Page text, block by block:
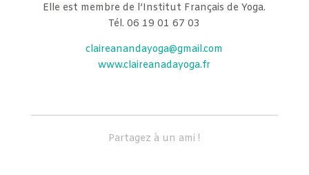
Elle est membre de l’Institut Français de Yoga.
Tél. 06 19 01 67 03
claireanandayoga@gmail.com
www.claireanadayoga.fr
Partagez à un ami !